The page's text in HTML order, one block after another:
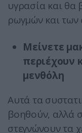
υγρασία και
ρωγμών και των
Μείνετε
περιέχουν
μενθόλη
Αυτά τα
βοηθούν, αλλά
στεγνώνουν τα